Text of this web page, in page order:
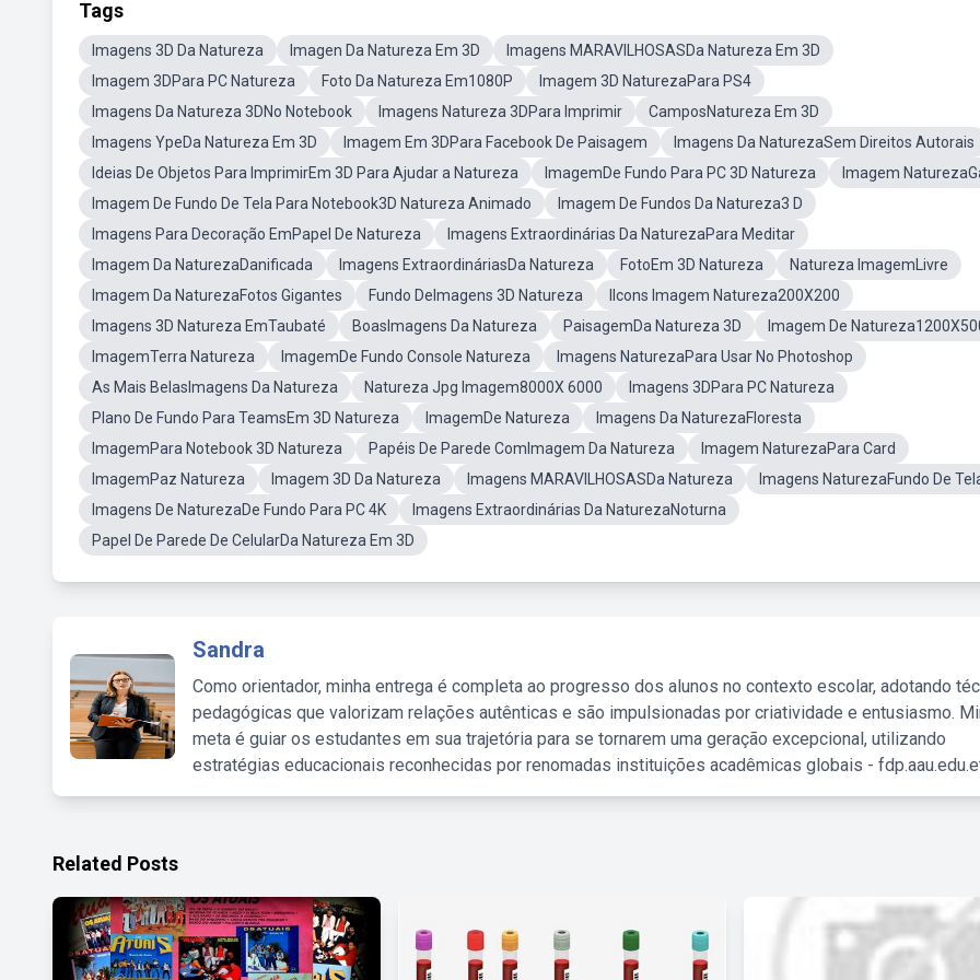
Tags
Imagens 3D Da Natureza Imagen Da Natureza Em 3D
Imagens MARAVILHOSASDa Natureza Em 3D
Imagem 3DPara PC Natureza
Foto Da Natureza Em1080P
Imagem 3D NaturezaPara PS4
Imagens Da Natureza 3DNo Notebook
Imagens Natureza 3DPara Imprimir
CamposNatureza Em 3D
Imagens YpeDa Natureza Em 3D
Imagem Em 3DPara Facebook De Paisagem
Imagens Da NaturezaSem Direitos Autorais
Ideias De Objetos Para ImprimirEm 3D Para Ajudar a Natureza
ImagemDe Fundo Para PC 3D Natureza
Imagem
Imagem De Fundo De Tela Para Notebook3D Natureza Animado
Imagem De Fundos Da Natureza3 D
Imagens Para Decoração EmPapel De Natureza
Imagens Extraordinárias Da NaturezaPara Meditar
Imagem Da NaturezaDanificada
Imagens ExtraordináriasDa Natureza FotoEm 3D Natureza
Natureza ImagemLivre
Imagem Da NaturezaFotos Gigantes
Fundo DeImagens 3D Natureza
IIcons Imagem Natureza200X200
Imagens 3D Natureza EmTaubaté
BoasImagens Da Natureza PaisagemDa Natureza 3D
Imagem De
ImagemTerra Natureza
ImagemDe Fundo Console Natureza
Imagens NaturezaPara Usar No Photoshop
As Mais BelasImagens Da Natureza
Natureza Jpg Imagem8000X 6000
Imagens 3DPara PC Natureza
Plano De Fundo Para TeamsEm 3D Natureza
ImagemDe Natureza
Imagens Da NaturezaFloresta
ImagemPara Notebook 3D Natureza
Papéis De Parede ComImagem Da Natureza
Imagem NaturezaPara Card
ImagemPaz Natureza
Imagem 3D Da Natureza Imagens MARAVILHOSASDa Natureza
Imagens NaturezaFundo De
Imagens De NaturezaDe Fundo Para PC 4K
Imagens Extraordinárias Da NaturezaNoturna
Papel De Parede De CelularDa Natureza Em 3D
Sandra
Como orientador, minha entrega é completa ao progresso dos alunos no contexto escolar, adotando
pedagógicas que valorizam relações autênticas e são impulsionadas por criatividade e entusiasmo.
meta é guiar os estudantes em sua trajetória para se tornarem uma geração excepcional, utilizando
estratégias educacionais reconhecidas por renomadas instituições acadêmicas globais -
Related Posts